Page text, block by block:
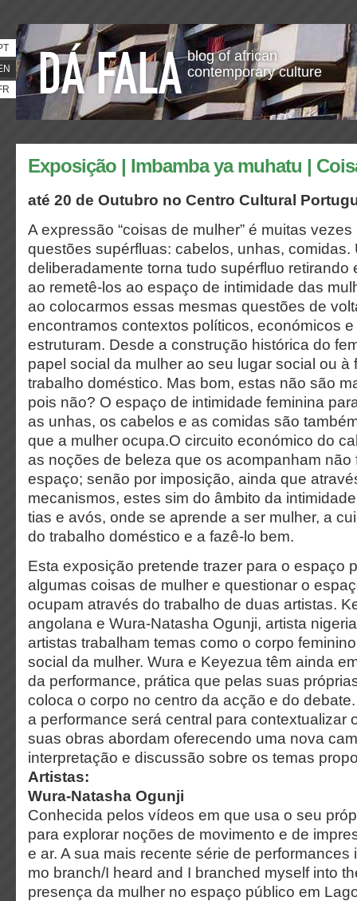
blog of african
contemporary culture
Exposição | Imbamba ya muhatu |
até 20 de Outubro no Centro Cultural
A expressão “coisas de mulher” é muitas
questões supérfluas: cabelos, unhas, comidas.
deliberadamente torna tudo supérfluo retirando
ao remetê-los ao espaço de intimidade das
ao colocarmos essas mesmas questões de
encontramos contextos políticos, económicos
estruturam. Desde a construção histórica do
papel social da mulher ao seu lugar social ou à
trabalho doméstico. Mas bom, estas não são
pois não? O espaço de intimidade feminina
as unhas, os cabelos e as comidas são
que a mulher ocupa.O circuito económico do
as noções de beleza que os acompanham não
espaço; senão por imposição, ainda que
mecanismos, estes sim do âmbito da
tias e avós, onde se aprende a ser mulher, a
do trabalho doméstico e a fazê-lo bem.
Esta exposição pretende trazer para o espaço
algumas coisas de mulher e questionar o
ocupam através do trabalho de duas artistas.
angolana e Wura-Natasha Ogunji, artista
artistas trabalham temas como o corpo
social da mulher. Wura e Keyezua têm ainda
da performance, prática que pelas suas
coloca o corpo no centro da acção e do
a performance será central para contextualizar
suas obras abordam oferecendo uma nova
interpretação e discussão sobre os temas
Artistas:
Wura-Natasha Ogunji
Conhecida pelos vídeos em que usa o seu
para explorar noções de movimento e de
e ar. A sua mais recente série de performances
mo branch/I heard and I branched myself into
presença da mulher no espaço público em